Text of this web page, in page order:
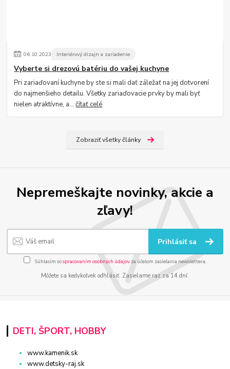
06.10.2023 Interiérový dizajn a zariadenie
Vyberte si drezovú batériu do vašej kuchyne
Pri zariaďovaní kuchyne by ste si mali dať záležať na jej dotvorení
do najmenšieho detailu. Všetky zariaďovacie prvky by mali byť
nielen atraktívne, a...čítať celé
Zobraziť všetky články
Nepremeškajte novinky, akcie a
zľavy!
Prihlásiť sa
Súhlasím sospracovaním osobných údajov za účelom zasielania newslettera.
Môžete sa kedykoľvek odhlásiť. Zasielame raz za 14 dní.
DETI, ŠPORT, HOBBY
www.kamenik.sk
www.detsky-raj.sk